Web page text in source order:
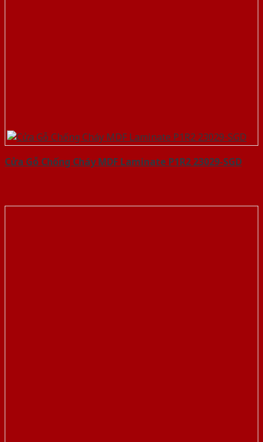
Cửa Gỗ Chống Cháy MDF Laminate P1R2 23029-SGD